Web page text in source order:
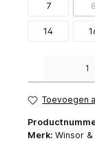
7 8
14
Toevoegen
Merk: Winsor